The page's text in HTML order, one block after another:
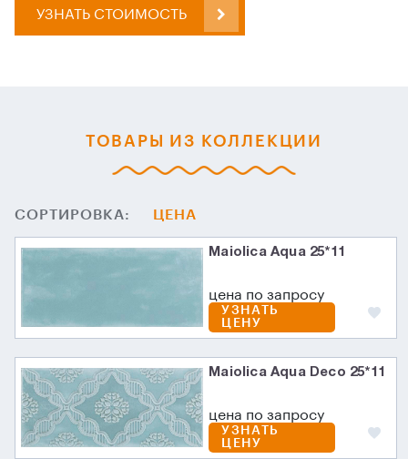
УЗНАТЬ СТОИМОСТЬ
ТОВАРЫ ИЗ КОЛЛЕКЦИИ
СОРТИРОВКА: ЦЕНА
Maiolica Aqua 25*11
цена по запросу
УЗНАТЬ
ЦЕНУ
Maiolica Aqua Deco 25*11
цена по запросу
УЗНАТЬ
ЦЕНУ